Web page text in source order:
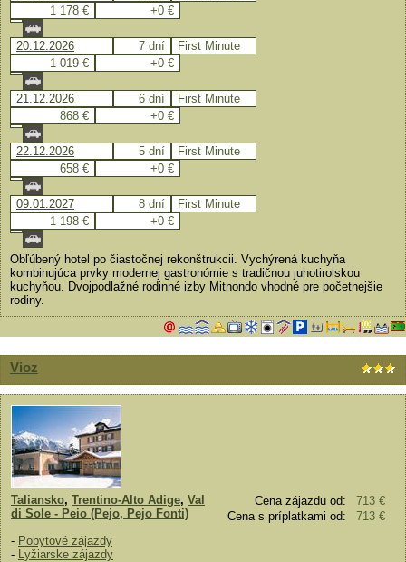
1 178 €
+0 €
20.12.2026 7 dní
First Minute
1 019 €
+0 €
21.12.2026 6 dní
First Minute
868 €
+0 €
22.12.2026 5 dní
First Minute
658 €
+0 €
09.01.2027 8 dní
First Minute
1 198 €
+0 €
Obľúbený hotel po čiastočnej rekonštrukcii. Vychýrená kuchyňa
kombinujúca prvky modernej gastronómie s tradičnou juhotirolskou
kuchyňou. Dvojpodlažné rodinné izby Mitnondo vhodné pre početnejšie
rodiny.
Vioz
Cena zájazdu od:
713 €
Cena s príplatkami od:
713 €
Taliansko, Trentino-Alto Adige, Val
di Sole - Peio (Pejo, Pejo Fonti)
- Pobytové zájazdy
- Lyžiarske zájazdy